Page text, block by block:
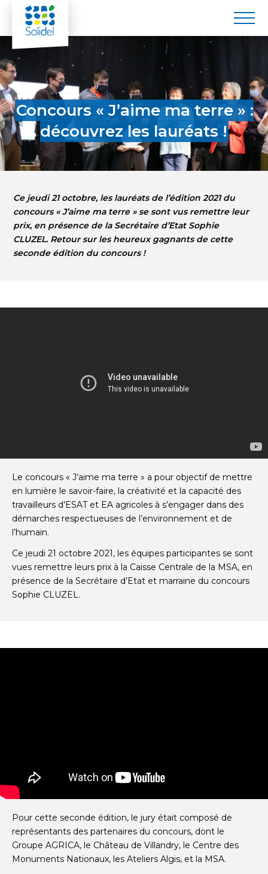
Publié le 25/10/2021
Concours « J’aime ma terre » :
découvrez les lauréats !
Ce jeudi 21 octobre, les lauréats de l’édition 2021 du
concours « J’aime ma terre » se sont vus remettre leur
prix, en présence de la Secrétaire d’Etat Sophie
CLUZEL. Retour sur les heureux gagnants de cette
seconde édition du concours !
Le concours « J’aime ma terre » a pour objectif de mettre
en lumière le savoir-faire, la créativité et la capacité des
travailleurs d’ESAT et EA agricoles à s’engager dans des
démarches respectueuses de l’environnement et de
l’humain.
Ce jeudi 21 octobre 2021, les équipes participantes se sont
vues remettre leurs prix à la Caisse Centrale de la MSA, en
présence de la Secrétaire d’Etat et marraine du concours
Sophie CLUZEL.
Pour cette seconde édition, le jury était composé de
représentants des partenaires du concours, dont le
Groupe AGRICA, le Château de Villandry, le Centre des
Monuments Nationaux, les Ateliers Algis, et la MSA.